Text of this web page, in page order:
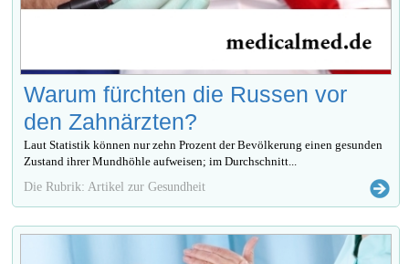
Warum fürchten die Russen vor
den Zahnärzten?
Laut Statistik können nur zehn Prozent der Bevölkerung einen gesunden
Zustand ihrer Mundhöhle aufweisen; im Durchschnitt...
Die Rubrik: Artikel zur Gesundheit